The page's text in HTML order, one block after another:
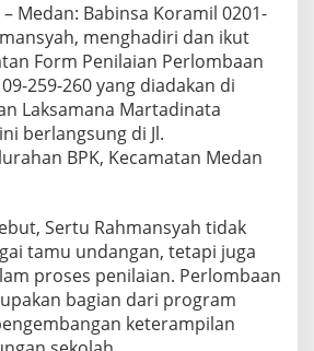
a
h
m
a
n
s
y
a
n
g
h
a
d
i
– Medan: Babinsa Koramil 0201-
menghadiri dan ikut
Form Penilaian Perlombaan
09-259-260 yang diadakan di
Laksamana Martadinata
berlangsung di Jl.
BPK, Kecamatan Medan
Sertu Rahmansyah tidak
tamu undangan, tetapi juga
proses penilaian. Perlombaan
bagian dari program
keterampilan